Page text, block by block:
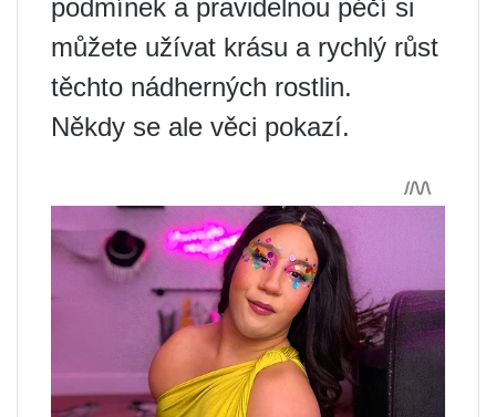
podmínek a pravidelnou péčí si
můžete užívat krásu a rychlý růst
těchto nádherných rostlin.
Někdy se ale věci pokazí.